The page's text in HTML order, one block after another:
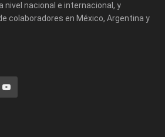
nivel nacional e internacional, y
colaboradores en México, Argentina y